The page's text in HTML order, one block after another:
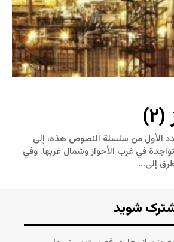
الأول من سلسلة النصوص هذه، إلى
في غرب الأحواز وشمال غربها. وفي
إلى...
شوید